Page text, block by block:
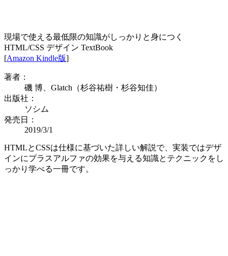
現場で使える最低限の知識がしっかりと身につく
HTML/CSS デザイン TextBook
[Amazon Kindle版]
著者：
磯 博、Glatch（杉谷祐樹・杉谷知佳）
出版社：
ソシム
発売日：
2019/3/1
HTMLとCSSは仕様に基づいた詳しい解説で、実装ではデザ
インにプラスアルファの効果を与える知識とテクニックをし
っかり学べる一冊です。